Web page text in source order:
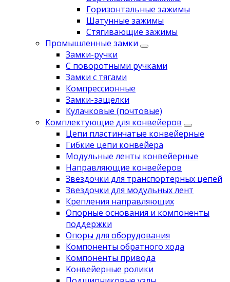
Горизонтальные зажимы
Шатунные зажимы
Стягивающие зажимы
Промышленные замки
Замки-ручки
С поворотными ручками
Замки с тягами
Компрессионные
Замки-защелки
Кулачковые (почтовые)
Комплектующие для конвейеров
Цепи пластинчатые конвейерные
Гибкие цепи конвейера
Модульные ленты конвейерные
Направляющие конвейеров
Звездочки для транспортерных цепей
Звездочки для модульных лент
Крепления направляющих
Опорные основания и компоненты
поддержки
Опоры для оборудования
Компоненты обратного хода
Компоненты привода
Koнвейерныe pолики